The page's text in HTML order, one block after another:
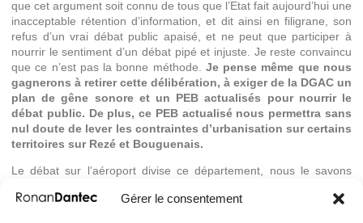
Gérer le consentement
que cet argument soit connu de tous que l’Etat fait aujourd’hui une
inacceptable rétention d’information, et dit ainsi en filigrane, son
refus d’un vrai débat public apaisé, et ne peut que participer à
nourrir le sentiment d’un débat pipé et injuste. Je reste convaincu
que ce n’est pas la bonne méthode. Je pense même que nous
gagnerons à retirer cette délibération, à exiger de la DGAC un
plan de gêne sonore et un PEB actualisés pour nourrir le
débat public. De plus, ce PEB actualisé nous permettra sans
nul doute de lever les contraintes d’urbanisation sur certains
territoires sur Rezé et Bouguenais.
Le débat sur l’aéroport divise ce département, nous le savons
données précises, communes, expertisées, pour nourrir un débat